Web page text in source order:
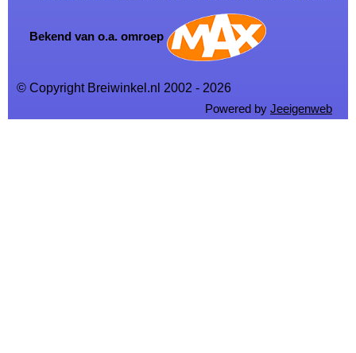
Bekend van o.a. omroep
© Copyright Breiwinkel.nl 2002 - 2026
Powered by Jeeigenweb